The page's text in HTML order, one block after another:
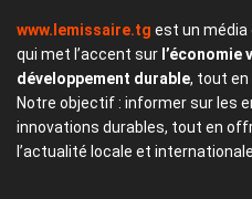
www.lemissaire.tg est un média
qui met l’accent sur l’économie
développement durable, tout en
Notre objectif : informer sur les
innovations durables, tout en
l’actualité locale et